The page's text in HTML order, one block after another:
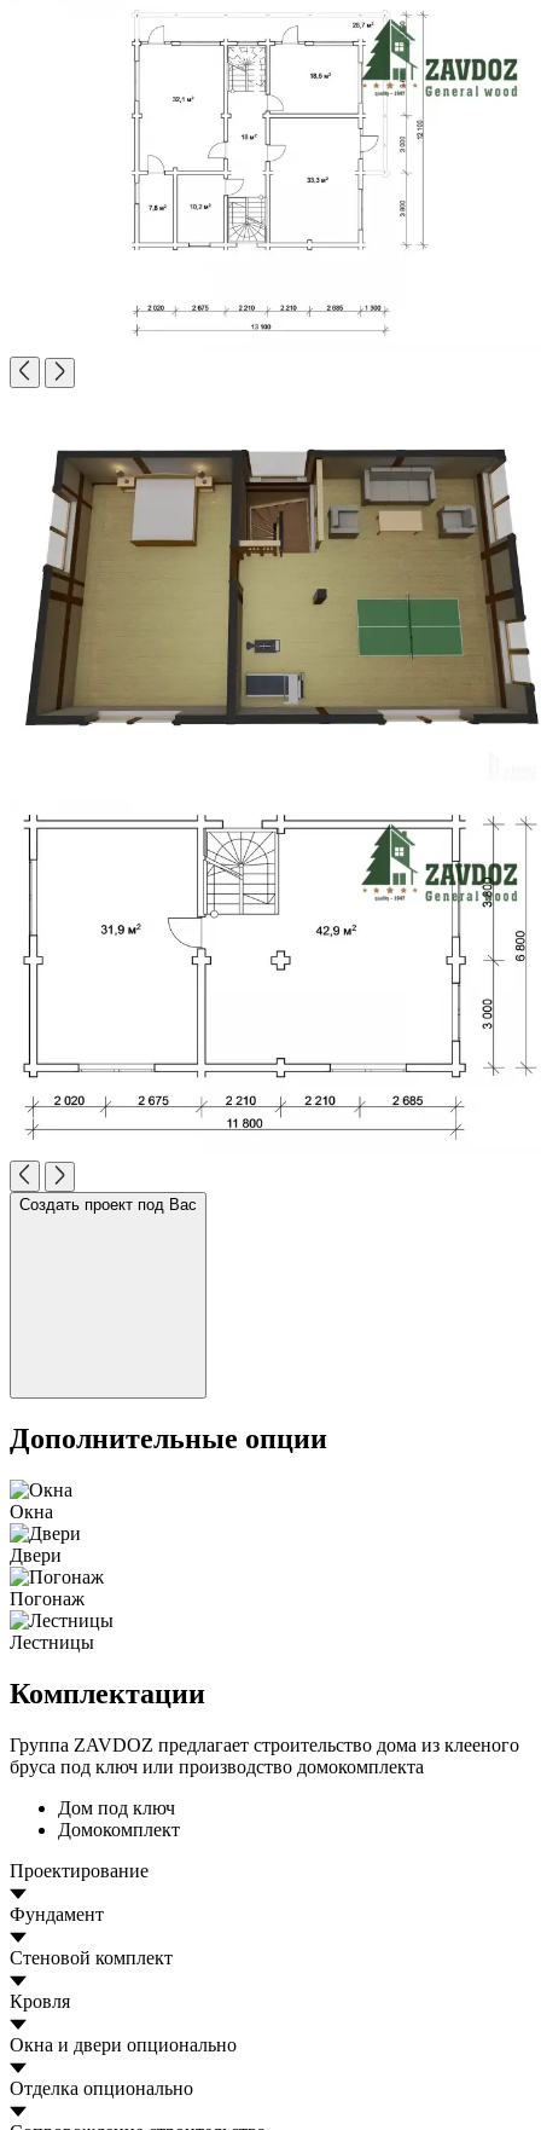
Создать проект под Вас
Дополнительные опции
Окна
Двери
Погонаж
Лестницы
Комплектации
Группа ZAVDOZ предлагает строительство дома из клееного
бруса под ключ или производство домокомплекта
Дом под ключ
Домокомплект
Проектирование
Фундамент
Стеновой комплект
Кровля
Окна и двери опционально
Отделка опционально